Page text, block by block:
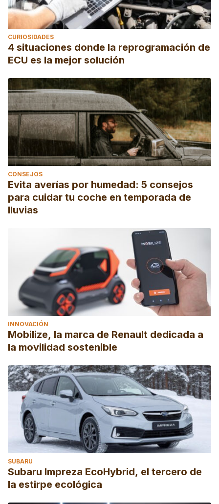
CURIOSIDADES
4 situaciones donde la reprogramación de
ECU es la mejor solución
CONSEJOS
Evita averías por humedad: 5 consejos
para cuidar tu coche en temporada de
lluvias
INNOVACIÓN
Mobilize, la marca de Renault dedicada a
la movilidad sostenible
SUBARU
Subaru Impreza EcoHybrid, el tercero de
la estirpe ecológica